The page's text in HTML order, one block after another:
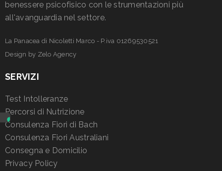
benessere psicofisico con le strumentazioni più
all'avanguardia nel settore.
La Panacea di Nicoletti Marco - P.iva 01269530521
Design by Zelo Agency
SERVIZI
Test Intolleranze
Percorsi di Nutrizione
Consulenza Fiori di Bach
Consulenza Fiori Australiani
Consegna e Domicilio
Privacy Policy